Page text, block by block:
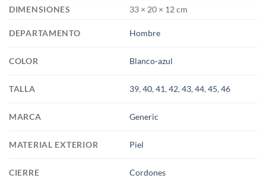
DIMENSIONES
33 × 20 × 12 cm
DEPARTAMENTO Hombre
COLOR Blanco-azul
TALLA 39,40,41,42,43,44,45,46
MARCA Generic
MATERIAL EXTERIOR Piel
CIERRE Cordones